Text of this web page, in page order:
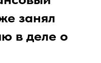
занял
в деле о